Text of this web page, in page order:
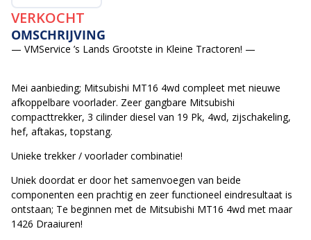
VERKOCHT
OMSCHRIJVING
— VMService ’s Lands Grootste in Kleine Tractoren! —
Mei aanbieding; Mitsubishi MT16 4wd compleet met nieuwe
afkoppelbare voorlader. Zeer gangbare Mitsubishi
compacttrekker, 3 cilinder diesel van 19 Pk, 4wd, zijschakeling,
hef, aftakas, topstang.
Unieke trekker / voorlader combinatie!
Uniek doordat er door het samenvoegen van beide
componenten een prachtig en zeer functioneel eindresultaat is
ontstaan; Te beginnen met de Mitsubishi MT16 4wd met maar
1426 Draaiuren!